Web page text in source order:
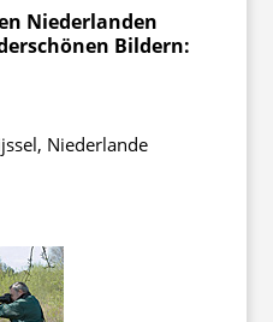
Niederlanden
Bildern:
Niederlande